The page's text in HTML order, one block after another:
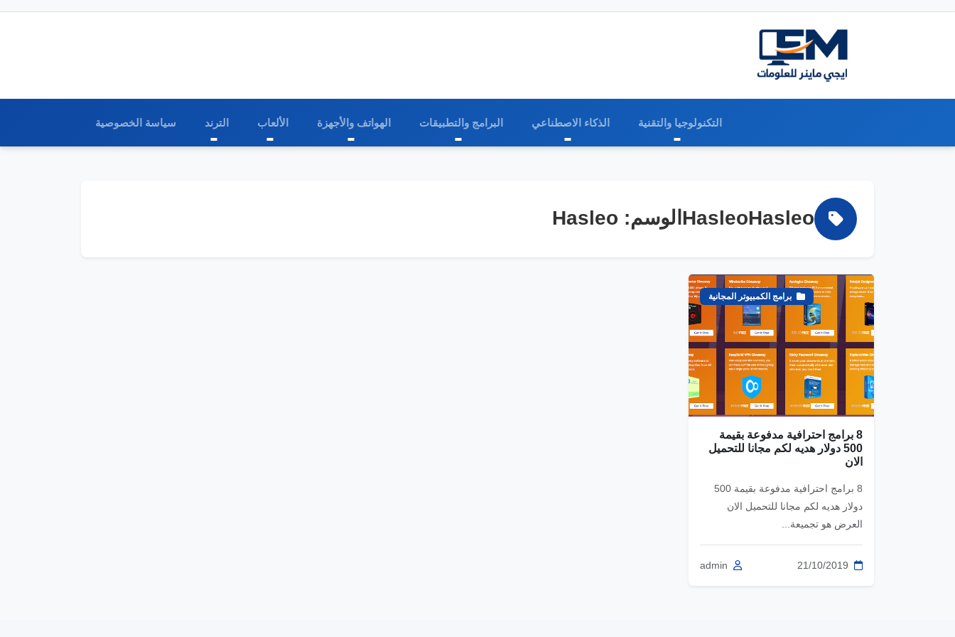
التكنولوجيا والتقنية الذكاء الاصطناعي البرامج والتطبيقات الهواتف والأجهزة الألعاب الترند سياسة الخصوصية
HasleoHasleoالوسم: Hasleo
برامج الكمبيوتر المجانية
8 برامج احترافية مدفوعة بقيمة
500 دولار هديه لكم مجانا للتحميل
الان
8 برامج احترافية مدفوعة بقيمة 500
دولار هديه لكم مجانا للتحميل الان
العرض هو تجميعة...